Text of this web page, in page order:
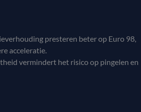
presteren beter op Euro 98,
acceleratie.
vermindert het risico op pingelen en